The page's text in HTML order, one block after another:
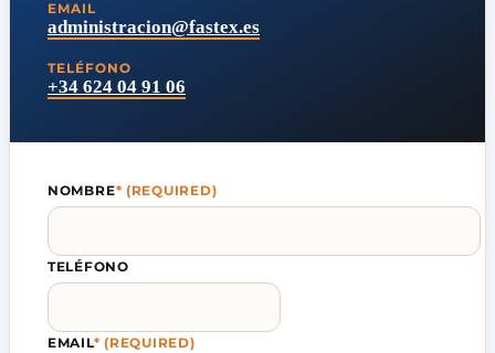
EMAIL
administracion@fastex.es
TELÉFONO
+34 624 04 91 06
NOMBRE* (REQUIRED)
TELÉFONO
EMAIL* (REQUIRED)